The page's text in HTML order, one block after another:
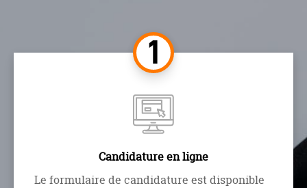
Candidature en ligne
Le formulaire de candidature est disponible